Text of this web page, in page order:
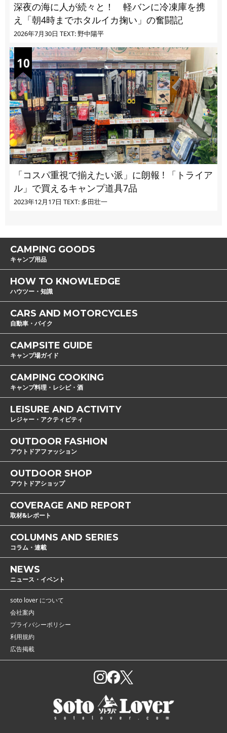
深夜の海に人が続々と！ 軽バンに冷凍庫を携
え「朝4時までホタルイカ掬い」の奮闘記
2026年7月30日 TEXT: 野中陽平
「コスパ重視で揃えたい派」に朗報 ! 「トライア
ル」で買えるキャンプ道具7品
2023年12月17日 TEXT: 多田壮一
CAMPING GOODS
キャンプ用品
HOW TO KNOWLEDGE
ハウツー・知識
CARS AND MOTORCYCLES
自動車・バイク
CAMPSITE GUIDE
キャンプ場ガイド
CAMPING COOKING
キャンプ料理・レシピ・酒
LEISURE AND ACTIVITY
レジャー・アクティビティ
OUTDOOR FASHION
アウトドアファッション
OUTDOOR SHOP
アウトドアショップ
COVERAGE AND REPORT
取材&レポート
COLUMNS AND SERIES
コラム・連載
NEWS
ニュース・イベント
soto lover について
会社案内
プライバシーポリシー
利用規約
広告掲載